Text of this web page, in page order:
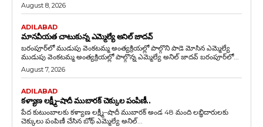
August 8, 2026
ADILABAD
మానవీయత చాటుకున్న ఎమ్మెల్యే అనిల్ జాదవ్
బరంపూర్‌లో ముడుపు వెంకటమ్మ అంత్యక్రియల్లో పాల్గొని పాడె మోసిన ఎమ్మెల్యే
ముడుపు వెంకటమ్మ అంత్యక్రియల్లో పాల్గొన్న ఎమ్మెల్యే అనిల్ జాదవ్ బరంపూర్‌లో...
August 7, 2026
ADILABAD
కళ్యాణ లక్ష్మీ–షాదీ ముబారక్ చెక్కుల పంపిణీ..
పేద కుటుంబాలకు కళ్యాణ లక్ష్మీ–షాదీ ముబారక్ అండ 48 మంది లబ్ధిదారులకు
చెక్కులు పంపిణీ చేసిన బోథ్ ఎమ్మెల్యే అనిల్...